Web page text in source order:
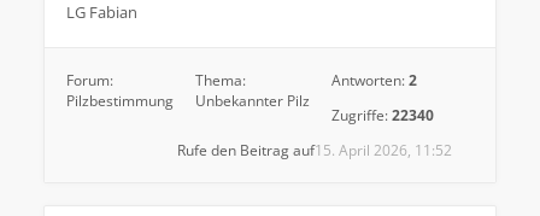
LG Fabian
Forum:
Pilzbestimmung
Thema:
Unbekannter Pilz
Antworten:2
Zugriffe:22340
15. April 2026, 11:52
Rufe den Beitrag auf